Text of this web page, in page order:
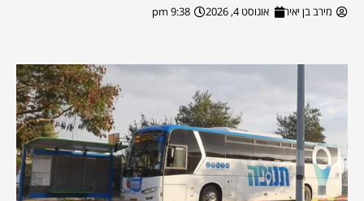
מירב בן יאיר אוגוסט 4, 2026 9:38 pm